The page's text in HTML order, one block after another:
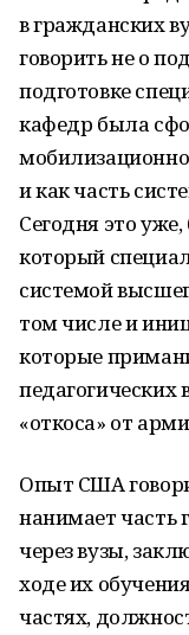
в гражданских
говорить не о
подготовке
кафедр была
и как часть
Сегодня это
который
системой
том числе и
которые
педагогических
«откоса» от
Опыт США
нанимает часть
через вузы,
ходе их
частях,